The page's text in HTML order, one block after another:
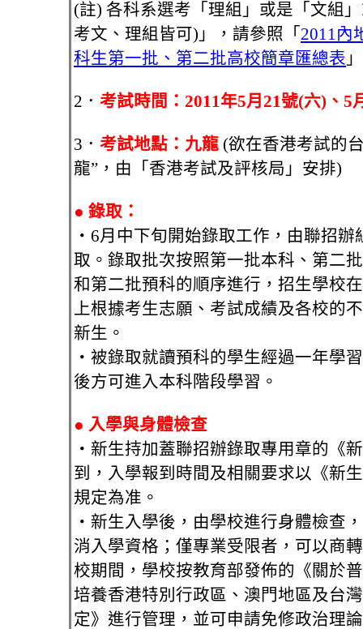
(註) 各科系選考「理組」或是「文組
考文、理組皆可)」，請參照「 2011內
科生第一批、第二批高校簡章匯總表 」
2． 考試時間：2011年5月21號(六)、5
3． 考試地點：九龍 (欲在香港考試的
龍”，由「香港考試及評核局」安排)
● 錄取：
‧6月中下旬開始錄取工作，由聯招辦
取。錄取批次按照第一批本科、第二
和第二批預科的順序進行，招生學校
上根據考生志願、考試成績及各校的
新生。
‧被錄取就讀預科的學生經過一年學
後方可進入本科階段學習。
● 入學與身體檢查
‧新生持加蓋聯招辦錄取專用章的《
到，入學報到時間及相關要求以《新
規定為准。
‧新生入學後，由學校進行身體檢查
消入學資格；僅專業受限者，可以商
校期間，學校按教育部發佈的《關於
培養香港特別行政區、澳門地區及台
定》進行管理，並可申請免修政治理